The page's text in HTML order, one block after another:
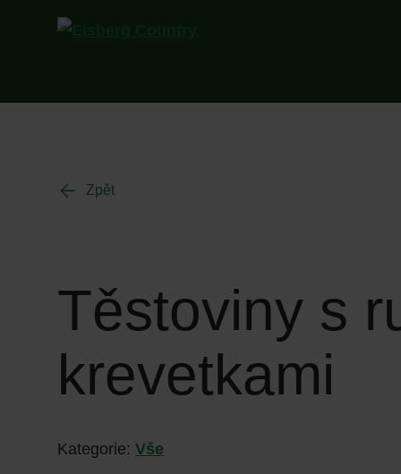
Zpět
Těstoviny s
krevetkami
Kategorie: Vše